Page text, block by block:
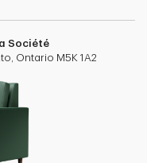
Société
Ontario M5K 1A2